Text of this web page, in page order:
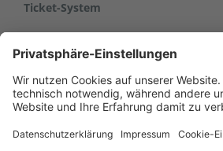
Ticket-System
kraft network engineering GmbH.
Bitte halten Sie Ihre Zugangsdaten